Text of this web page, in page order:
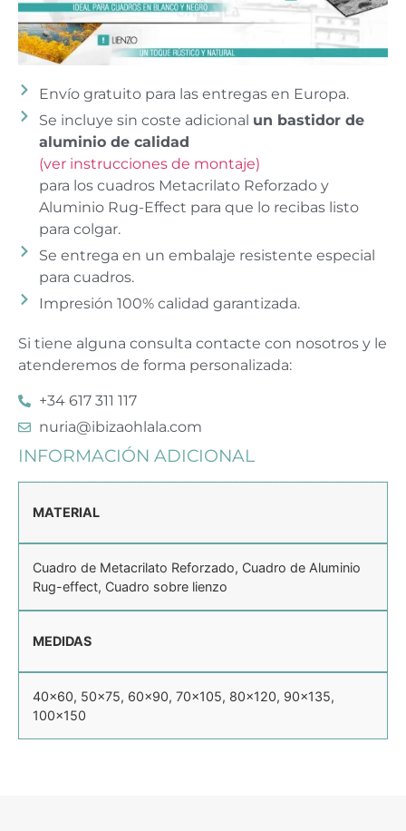
Envío gratuito para las entregas en Europa.
Se incluye sin coste adicional un bastidor de
aluminio de calidad
(ver instrucciones de montaje)
para los cuadros Metacrilato Reforzado y
Aluminio Rug-Effect para que lo recibas listo
para colgar.
Se entrega en un embalaje resistente especial
para cuadros.
Impresión 100% calidad garantizada.
Si tiene alguna consulta contacte con nosotros y le
atenderemos de forma personalizada:
+34 617 311 117
nuria@ibizaohlala.com
INFORMACIÓN ADICIONAL
MATERIAL
Cuadro de Metacrilato Reforzado, Cuadro de Aluminio
Rug-effect, Cuadro sobre lienzo
MEDIDAS
40×60, 50×75, 60×90, 70×105, 80×120, 90×135,
100×150